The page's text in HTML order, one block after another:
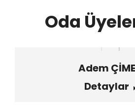
Oda
Adem
Detaylar